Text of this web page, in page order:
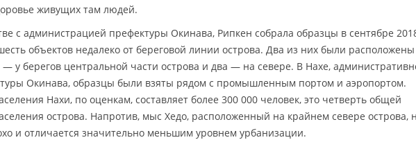
живущих там людей.
с администрацией префектуры Окинава, Рипкен собрала образцы в сентябре
объектов недалеко от береговой линии острова. Два из них были
— у берегов центральной части острова и два — на севере. В Нахе,
Окинава, образцы были взяты рядом с промышленным портом и аэропортом.
Нахи, по оценкам, составляет более 300 000 человек, это четверть общей
острова. Напротив, мыс Хедо, расположенный на крайнем севере острова,
и отличается значительно меньшим уровнем урбанизации.